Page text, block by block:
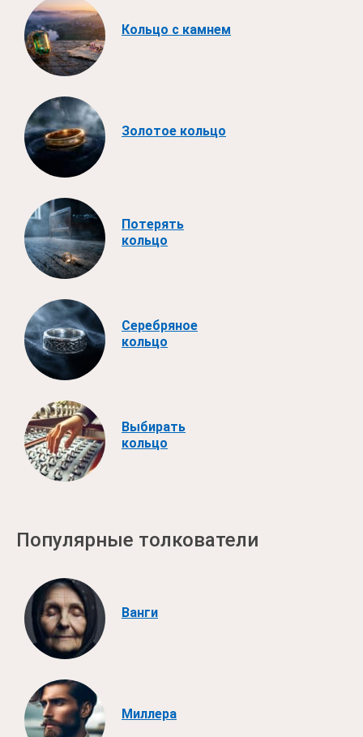
Кольцо с камнем
Золотое кольцо
Потерять
кольцо
Серебряное
кольцо
Выбирать
кольцо
Популярные толкователи
Ванги
Миллера